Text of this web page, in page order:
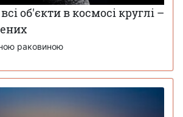
об'єкти в космосі круглі –
раковиною